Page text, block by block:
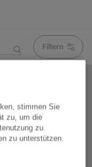
Filtern
stimmen Sie
zu, um die
zu
zu unterstützen.